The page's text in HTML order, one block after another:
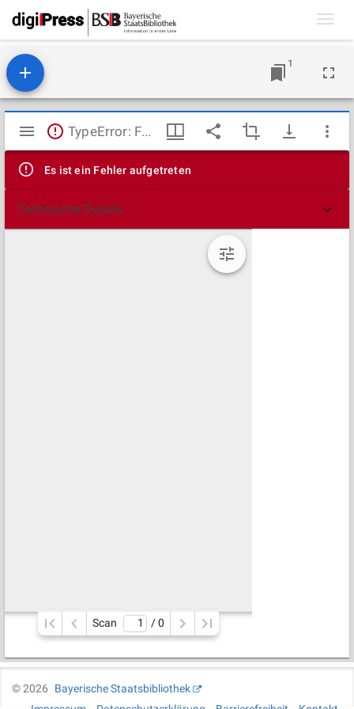
1
Mirador
Viewer
TypeError: Failed to fetch
Es ist ein Fehler aufgetreten
Technische Details
Scan / 0
©2026
Bayerische Staatsbibliothek